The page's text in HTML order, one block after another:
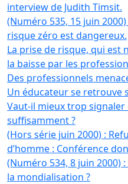
interview de Judith Timsit.
(Numéro 535, 15 juin
risque zéro est dangereux.
La prise de risque, qui est
la baisse par les
Des professionnels
Un éducateur se retrouve
Vaut-il mieux trop
suffisamment ?
(Hors série juin 2000) :
d’homme : Conférence
(Numéro 534, 8 juin 2000)
la mondialisation ?